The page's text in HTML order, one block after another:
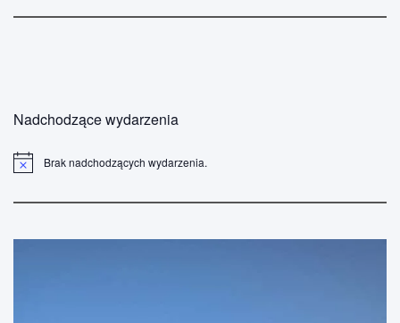
Nadchodzące wydarzenia
d
Brak nadchodzących wydarzenia.